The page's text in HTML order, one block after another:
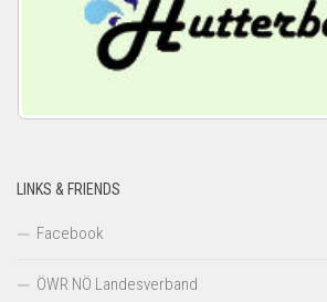
LINKS & FRIENDS
Facebook
ÖWR NÖ Landesverband